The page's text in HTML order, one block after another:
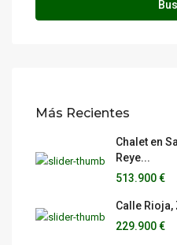
Más Recientes
Chalet en
Reye...
513.900 €
Calle
229.900 €